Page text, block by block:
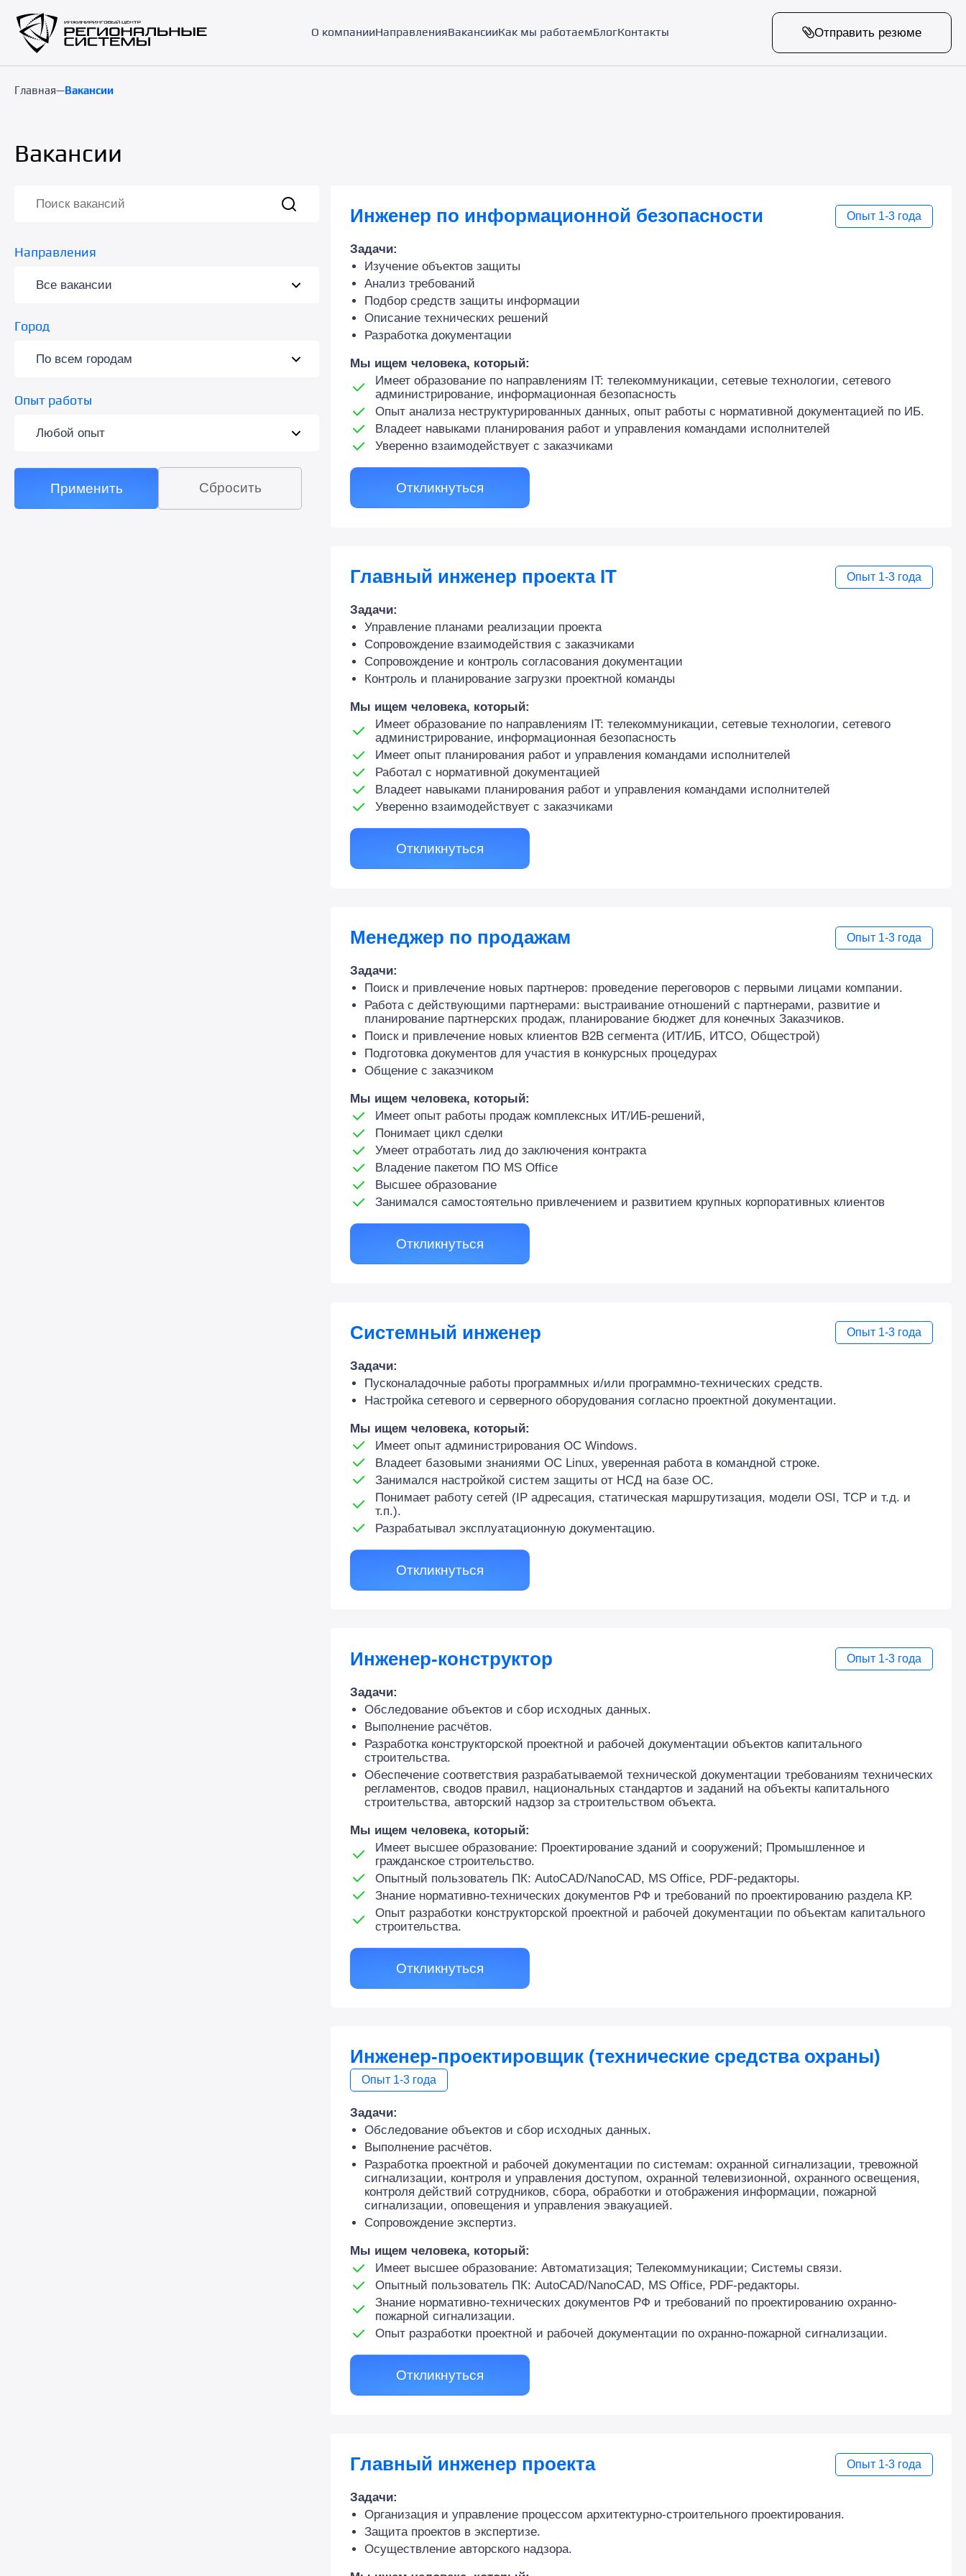
О компанииНаправленияВакансииКак мы работаемБлогКонтакты Отправить резюме
Главная—Вакансии
Вакансии
Направления
Город
Опыт работы
Применить Сбросить
Инженер по информационной безопасности Опыт 1-3 года
Задачи:
Изучение объектов защиты
Анализ требований
Подбор средств защиты информации
Описание технических решений
Разработка документации
Мы ищем человека, который:
Имеет образование по направлениям IT: телекоммуникации, сетевые технологии, сетевого
администрирование, информационная безопасность
Опыт анализа неструктурированных данных, опыт работы с нормативной документацией по ИБ.
Владеет навыками планирования работ и управления командами исполнителей
Уверенно взаимодействует с заказчиками
Откликнуться
Главный инженер проекта IT Опыт 1-3 года
Задачи:
Управление планами реализации проекта
Сопровождение взаимодействия с заказчиками
Сопровождение и контроль согласования документации
Контроль и планирование загрузки проектной команды
Мы ищем человека, который:
Имеет образование по направлениям IT: телекоммуникации, сетевые технологии, сетевого
администрирование, информационная безопасность
Имеет опыт планирования работ и управления командами исполнителей
Работал с нормативной документацией
Владеет навыками планирования работ и управления командами исполнителей
Уверенно взаимодействует с заказчиками
Откликнуться
Менеджер по продажам Опыт 1-3 года
Задачи:
Поиск и привлечение новых партнеров: проведение переговоров с первыми лицами компании.
Работа с действующими партнерами: выстраивание отношений с партнерами, развитие и
планирование партнерских продаж, планирование бюджет для конечных Заказчиков.
Поиск и привлечение новых клиентов B2B сегмента (ИТ/ИБ, ИТСО, Общестрой)
Подготовка документов для участия в конкурсных процедурах
Общение с заказчиком
Мы ищем человека, который:
Имеет опыт работы продаж комплексных ИТ/ИБ-решений,
Понимает цикл сделки
Умеет отработать лид до заключения контракта
Владение пакетом ПО MS Office
Высшее образование
Занимался самостоятельно привлечением и развитием крупных корпоративных клиентов
Откликнуться
Системный инженер Опыт 1-3 года
Задачи:
Пусконаладочные работы программных и/или программно-технических средств.
Настройка сетевого и серверного оборудования согласно проектной документации.
Мы ищем человека, который:
Имеет опыт администрирования ОС Windows.
Владеет базовыми знаниями ОС Linux, уверенная работа в командной строке.
Занимался настройкой систем защиты от НСД на базе ОС.
Понимает работу сетей (IP адресация, статическая маршрутизация, модели OSI, TCP и т.д. и
т.п.).
Разрабатывал эксплуатационную документацию.
Откликнуться
Инженер-конструктор Опыт 1-3 года
Задачи:
Обследование объектов и сбор исходных данных.
Выполнение расчётов.
Разработка конструкторской проектной и рабочей документации объектов капитального
строительства.
Обеспечение соответствия разрабатываемой технической документации требованиям технических
регламентов, сводов правил, национальных стандартов и заданий на объекты капитального
строительства, авторский надзор за строительством объекта.
Мы ищем человека, который:
Имеет высшее образование: Проектирование зданий и сооружений; Промышленное и
гражданское строительство.
Опытный пользователь ПК: AutoCAD/NanoCAD, MS Office, PDF-редакторы.
Знание нормативно-технических документов РФ и требований по проектированию раздела КР.
Опыт разработки конструкторской проектной и рабочей документации по объектам капитального
строительства.
Откликнуться
Инженер-проектировщик (технические средства охраны)
Опыт 1-3 года
Задачи:
Обследование объектов и сбор исходных данных.
Выполнение расчётов.
Разработка проектной и рабочей документации по системам: охранной сигнализации, тревожной
сигнализации, контроля и управления доступом, охранной телевизионной, охранного освещения,
контроля действий сотрудников, сбора, обработки и отображения информации, пожарной
сигнализации, оповещения и управления эвакуацией.
Сопровождение экспертиз.
Мы ищем человека, который:
Имеет высшее образование: Автоматизация; Телекоммуникации; Системы связи.
Опытный пользователь ПК: AutoCAD/NanoCAD, MS Office, PDF-редакторы.
Знание нормативно-технических документов РФ и требований по проектированию охранно-
пожарной сигнализации.
Опыт разработки проектной и рабочей документации по охранно-пожарной сигнализации.
Откликнуться
Главный инженер проекта Опыт 1-3 года
Задачи:
Организация и управление процессом архитектурно-строительного проектирования.
Защита проектов в экспертизе.
Осуществление авторского надзора.